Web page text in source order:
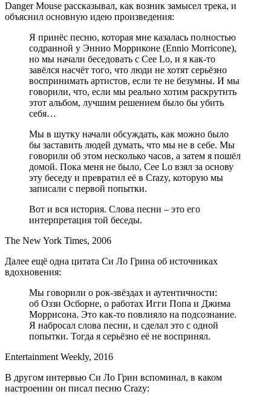
Danger Mouse рассказывал, как возник замысел трека, и
объяснил основную идею произведения:
Я принёс песню, которая мне казалась полностью
содранной у Эннио Морриконе (Ennio Morricone),
но мы начали беседовать с Cee Lo, и я как-то
завёлся насчёт того, что люди не хотят серьёзно
воспринимать артистов, если те не безумны. И мы
говорили, что, если мы реально хотим раскрутить
этот альбом, лучшим решением было бы убить
себя…
Мы в шутку начали обсуждать, как можно было
бы заставить людей думать, что мы не в себе. Мы
говорили об этом несколько часов, а затем я пошёл
домой. Пока меня не было, Cee Lo взял за основу
эту беседу и превратил её в Crazy, которую мы
записали с первой попытки.
Вот и вся история. Слова песни – это его
интерпретация той беседы.
The New York Times, 2006
Далее ещё одна цитата Си Ло Грина об источниках
вдохновения:
Мы говорили о рок-звёздах и аутентичности:
об Оззи Осборне, о работах Игги Попа и Джима
Моррисона. Это как-то повлияло на подсознание.
Я набросал слова песни, и сделал это с одной
попытки. Тогда я серьёзно её не воспринял.
Entertainment Weekly, 2016
В другом интервью Си Ло Грин вспоминал, в каком
настроении он писал песню Crazy: